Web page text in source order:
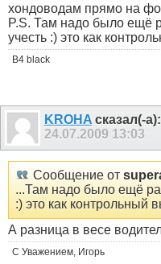
хондоводам прямо на
P.S. Там надо было ещё
учесть :) это как
В4 black
KROHA сказал(-а):
24.07.2009 13:03
Сообщение от
...Там надо было ещё
:) это как контрольный
А разница в весе
С Уважением, Игорь